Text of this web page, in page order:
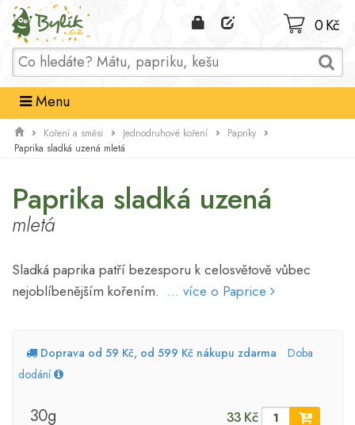
Domů
0 Kč
Menu
Koření a směsi Jednodruhové koření
Papriky
Paprika sladká uzená mletá
Paprika sladká uzená
mletá
Sladká paprika patří bezesporu k celosvětově vůbec
nejoblíbenějším kořením. ... více o Paprice
Doprava od 59 Kč, od 599 Kč nákupu zdarma
Doba
dodání
30g 33 Kč